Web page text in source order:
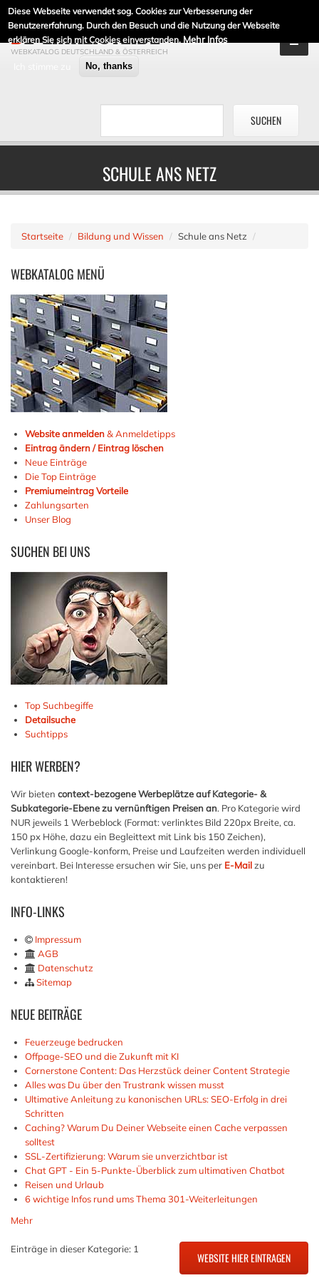
Diese Webseite verwendet sog. Cookies zur Verbesserung der
Benutzererfahrung. Durch den Besuch und die Nutzung der Webseite
erklären Sie sich mit Cookies einverstanden. Mehr Infos
No, thanks
DE-LINKLISTE.DE
WEBKATALOG DEUTSCHLAND & ÖSTERREICH
SCHULE ANS NETZ
Startseite Bildung und Wissen Schule ans Netz
WEBKATALOG MENÜ
Website anmelden& Anmeldetipps
Eintrag ändern / Eintrag löschen
Neue Einträge
Die Top Einträge
Premiumeintrag Vorteile
Zahlungsarten
Unser Blog
SUCHEN BEI UNS
Top Suchbegiffe
Detailsuche
Suchtipps
HIERWERBEN?
Wir bieten context-bezogene Werbeplätze auf Kategorie- &
Subkategorie-Ebene zu vernünftigen Preisen an. Pro Kategorie wird
NUR jeweils 1 Werbeblock (Format: verlinktes Bild 220px Breite, ca.
150 px Höhe, dazu ein Begleittext mit Link bis 150 Zeichen),
Verlinkung Google-konform, Preise und Laufzeiten werden individuell
vereinbart. Bei Interesse ersuchen wir Sie, uns per E-Mailzu
kontaktieren!
INFO-LINKS
Impressum
AGB
Datenschutz
Sitemap
NEUEBEITRÄGE
Feuerzeuge bedrucken
Offpage-SEO und die Zukunft mit KI
Cornerstone Content: Das Herzstück deiner Content Strategie
Alles was Du über den Trustrank wissen musst
Ultimative Anleitung zu kanonischen URLs: SEO-Erfolg in drei
Schritten
Caching? Warum Du Deiner Webseite einen Cache verpassen
solltest
SSL-Zertifizierung: Warum sie unverzichtbar ist
Chat GPT - Ein 5-Punkte-Überblick zum ultimativen Chatbot
Reisen und Urlaub
6 wichtige Infos rund ums Thema 301-Weiterleitungen
Mehr
Einträge in dieser Kategorie: 1